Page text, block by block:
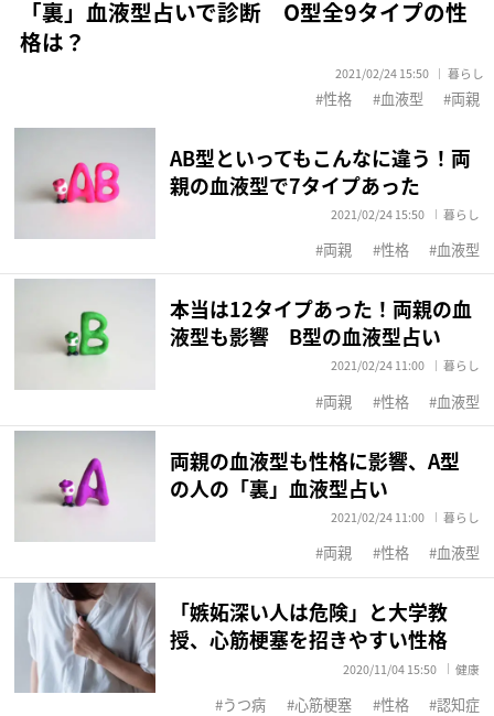
「裏」血液型占いで診断 O型全9タイプの性
格は？
2021/02/24 15:50 暮らし
性格 血液型 両親
AB型といってもこんなに違う！両
親の血液型で7タイプあった
2021/02/24 15:50 暮らし
両親 性格 血液型
本当は12タイプあった！両親の血
液型も影響 B型の血液型占い
2021/02/24 11:00 暮らし
両親 性格 血液型
両親の血液型も性格に影響、A型
の人の「裏」血液型占い
2021/02/24 11:00 暮らし
両親 性格 血液型
「嫉妬深い人は危険」と大学教
授、心筋梗塞を招きやすい性格
2020/11/04 15:50 健康
うつ病 心筋梗塞 性格 認知症